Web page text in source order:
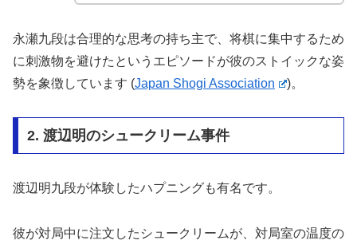
永瀬九段は合理的な思考の持ち主で、将棋に集中するため
に刺激物を避けたというエピソードが彼のストイックな姿
勢を象徴しています​ (Japan Shogi Association )​。
2. 渡辺明のシュークリーム事件
渡辺明九段が体験したハプニングも有名です。
彼が対局中に注文したシュークリームが、対局室の温度の